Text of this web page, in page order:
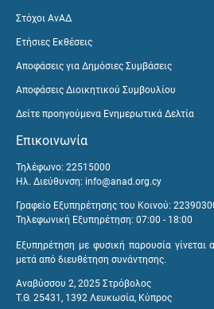
Στόχοι ΑνΑΔ
Ετήσιες Εκθέσεις
Αποφάσεις για Δημόσιες Συμβάσεις
Αποφάσεις Διοικητικού Συμβουλίου
Δείτε προηγούμενα Ενημερωτικά Δελτία
Επικοινωνία
Τηλέφωνο: 22515000
Ηλ. Διεύθυνση: info@anad.org.cy
Γραφείο Εξυπηρέτησης του Κοινού:
Τηλεφωνική Εξυπηρέτηση: 07:00 - 18:00
Εξυπηρέτηση με φυσική παρουσία γίνεται
μετά από διευθέτηση συνάντησης.
Αναβύσσου 2, 2025 Στρόβολος
Τ.Θ. 25431, 1392 Λευκωσία, Κύπρος